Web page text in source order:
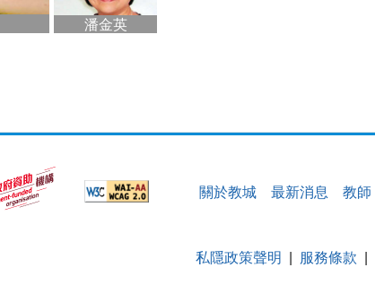
潘金英
關於教城 最新消息 教師
私隱政策聲明 服務條款